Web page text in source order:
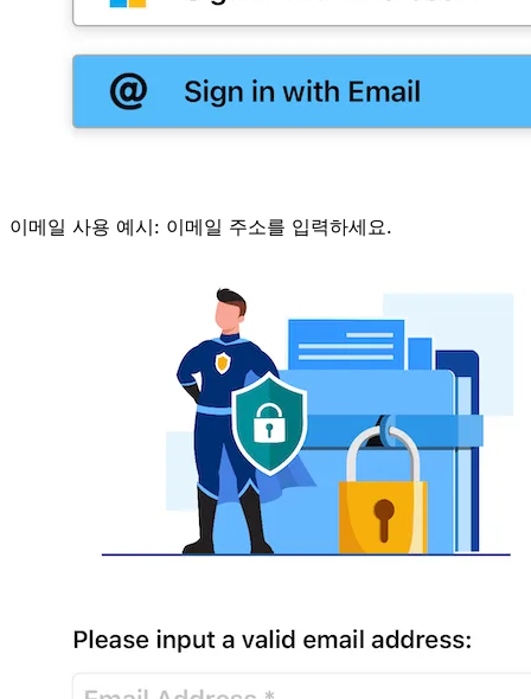
이메일 사용 예시: 이메일 주소를 입력하세요.